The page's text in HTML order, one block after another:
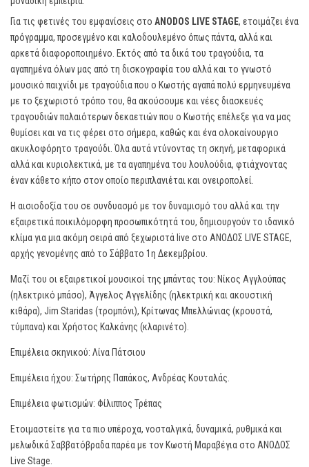
Για τις φετινές του εμφανίσεις στο ANODOS LIVE STAGE, ετοιμάζει ένα
πρόγραμμα, προσεγμένο και καλοδουλεμένο όπως πάντα, αλλά και
αρκετά διαφοροποιημένο. Εκτός από τα δικά του τραγούδια, τα
αγαπημένα όλων μας από τη δισκογραφία του αλλά και το γνωστό
μουσικό παιχνίδι με τραγούδια που ο Κωστής αγαπά πολύ ερμηνευμένα
με το ξεχωριστό τρόπο του, θα ακούσουμε και νέες διασκευές
τραγουδιών παλαιότερων δεκαετιών που ο Κωστής επέλεξε για να μας
θυμίσει και να τις φέρει στο σήμερα, καθώς και ένα ολοκαίνουργιο
ακυκλοφόρητο τραγούδι. Όλα αυτά ντύνοντας τη σκηνή, μεταφορικά
αλλά και κυριολεκτικά, με τα αγαπημένα του λουλούδια, φτιάχνοντας
έναν κάθετο κήπο στον οποίο περιπλανιέται και ονειροπολεί.
Η αισιοδοξία του σε συνδυασμό με τον δυναμισμό του αλλά και την
εξαιρετικά ποικιλόμορφη προσωπικότητά του, δημιουργούν το ιδανικό
κλίμα για μια ακόμη σειρά από ξεχωριστά live στο ΑΝΟΔΟΣ LIVE STAGE,
αρχής γενομένης από το Σάββατο 1η Δεκεμβρίου.
Μαζί του οι εξαιρετικοί μουσικοί της μπάντας του: Νίκος Αγγλούπας
(ηλεκτρικό μπάσο), Άγγελος Αγγελίδης (ηλεκτρική και ακουστική
κιθάρα), Jim Staridas (τρομπόνι), Κρίτωνας Μπελλώνιας (κρουστά,
τύμπανα) και Χρήστος Καλκάνης (κλαρινέτο).
Επιμέλεια σκηνικού: Λίνα Πάτσιου
Επιμέλεια ήχου: Σωτήρης Παπάκος, Ανδρέας Κουταλάς.
Επιμέλεια φωτισμών: Φίλιππος Τρέπας
Ετοιμαστείτε για τα πιο υπέροχα, νοσταλγικά, δυναμικά, ρυθμικά και
μελωδικά Σαββατόβραδα παρέα με τον Κωστή Μαραβέγια στο ΑΝΟΔΟΣ
Live Stage.